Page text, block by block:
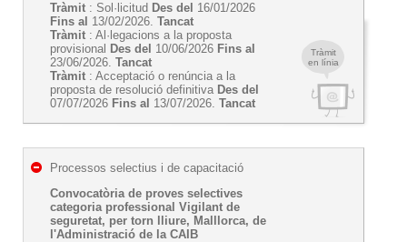
Tràmit
en línia
Tràmit : Sol·licitud Des del 16/01/2026
Fins al 13/02/2026. Tancat
Tràmit : Al·legacions a la proposta
provisional Des del 10/06/2026 Fins al
23/06/2026. Tancat
Tràmit : Acceptació o renúncia a la
proposta de resolució definitiva Des del
07/07/2026 Fins al 13/07/2026. Tancat
Processos selectius i de capacitació
Convocatòria de proves selectives
categoria professional Vigilant de
seguretat, per torn lliure, Malllorca, de
l'Administració de la CAIB